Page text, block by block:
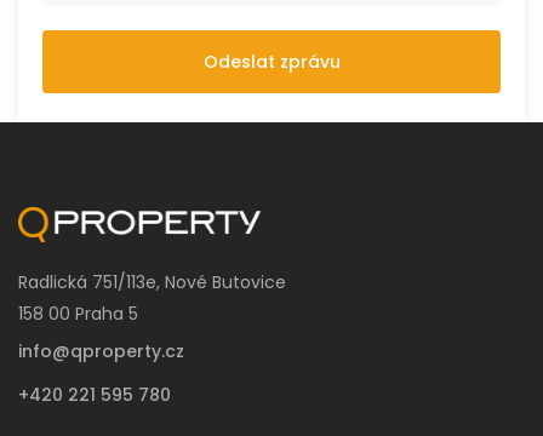
Odeslat zprávu
Radlická 751/113e, Nové Butovice
158 00 Praha 5
info@qproperty.cz
+420 221 595 780